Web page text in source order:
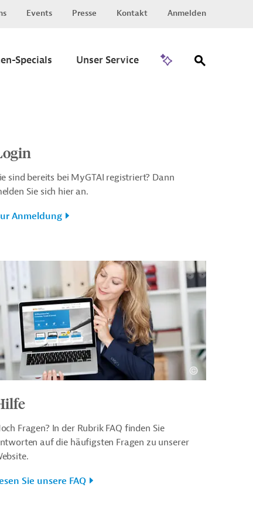
Events Presse Kontakt Anmelden
Specials Unser Service
sind bereits bei MyGTAI registriert? Dann
Sie sich hier an.
Anmeldung
Fragen? In der Rubrik FAQ finden Sie
auf die häufigsten Fragen zu unserer
Sie unsere FAQ